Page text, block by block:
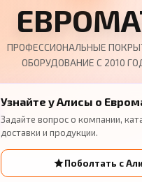
ПРОФЕССИОНАЛЬНЫЕ
ОБОРУДОВАНИЕ С 2010
Узнайте у Алисы о
Задайте вопрос о компании,
доставки и продукции.
Поболтать с